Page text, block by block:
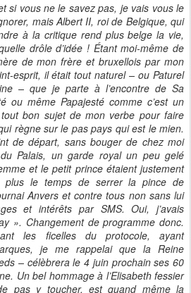
si vous ne le savez pas, je vais vous le
mais Albert II, roi de Belgique, qui
à la critique rend plus belge la vie,
drôle d’idée ! Étant moi-même de
de mon frère et bruxellois par mon
esprit, il était tout naturel – ou Paturel
– que je parte à l’encontre de Sa
ou même Papajesté comme c’est un
bon sujet de mon verbe pour faire
règne sur le pas pays qui est le mien.
de départ, sans bouger de chez moi
Palais, un garde royal un peu gelé
et le petit prince étaient justement
plus le temps de serrer la pince de
Anvers et contre tous non sans lui
et intérêts par SMS. Oui, j’avais
». Changement de programme donc.
les ficelles du protocole, ayant
je me rappelai que la Reine
– célèbrera le 4 juin prochain ses 60
Un bel hommage à l’Elisabeth fessier
pas y toucher, est quand même la